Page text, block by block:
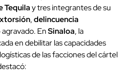
Tequilay tres integrantes de su
,delincuencia
agravado. EnSinaloa, la
en debilitar las capacidades
de las facciones del cártel